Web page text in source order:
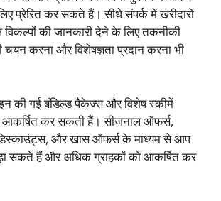
प्रेरित कर सकते हैं। सीधे संपर्क में खरीदारों
विकल्पों की जानकारी देने के लिए तकनीकी
चयन करना और विशेषज्ञता प्रदान करना भी
की गई बंडिल्ड पैकेज्स और विशेष स्कीमें
कर सकती हैं। सीजनाल ऑफर्स,
डिस्काउंट्स, और खास ऑफर्स के माध्यम से आप
सकते हैं और अधिक ग्राहकों को आकर्षित कर